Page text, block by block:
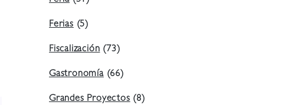
Ferias(5)
Fiscalización(73)
Gastronomía(66)
Grandes Proyectos(8)